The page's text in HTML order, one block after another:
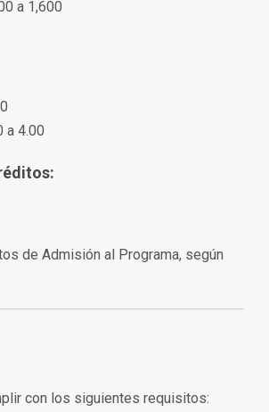
a 1,600
a 4.00
de Admisión al Programa, según
con los siguientes requisitos: